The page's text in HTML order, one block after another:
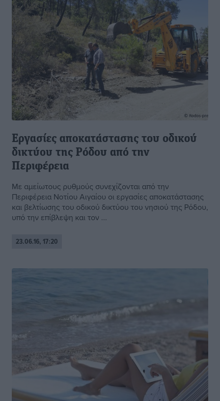
Εργασίες αποκατάστασης του οδικού
δικτύου της Ρόδου από την
Περιφέρεια
Με αμείωτους ρυθμούς συνεχίζονται από την
Περιφέρεια Νοτίου Αιγαίου οι εργασίες αποκατάστασης
και βελτίωσης του οδικού δικτύου του νησιού της Ρόδου,
υπό την επίβλεψη και τον ...
23.06.16, 17:20